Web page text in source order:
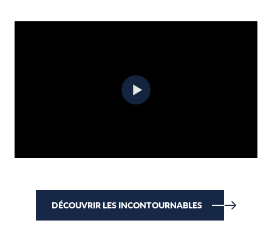
DÉCOUVRIR LES INCONTOURNABLES